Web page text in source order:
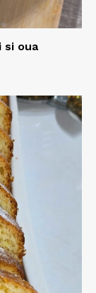
si oua